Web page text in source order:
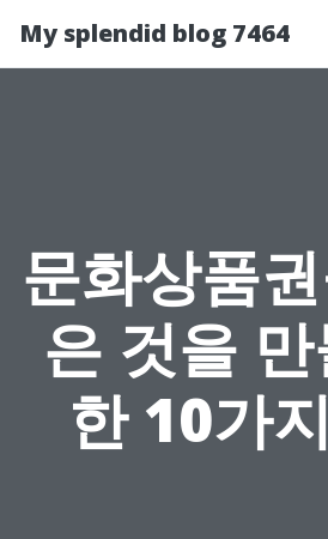
My splendid blog 7464
문화상품
은 것을
한 10가